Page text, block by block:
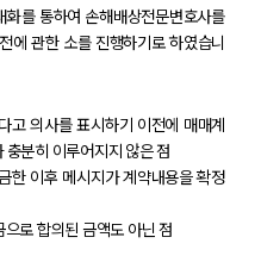
강점
길
너 로펌
리
색
를 통하여 손해배상전문변호사를
에 관한 소를 진행하기로 하였습니
의사를 표시하기 이전에 매매계
분히 이루어지지 않은 점
이후 메시지가 계약내용을 확정
로 합의된 금액도 아닌 점